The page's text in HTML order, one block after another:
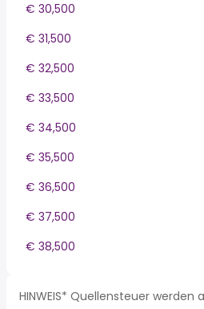
€ 30,500
€ 31,500
€ 32,500
€ 33,500
€ 34,500
€ 35,500
€ 36,500
€ 37,500
€ 38,500
HINWEIS* Quellensteuer